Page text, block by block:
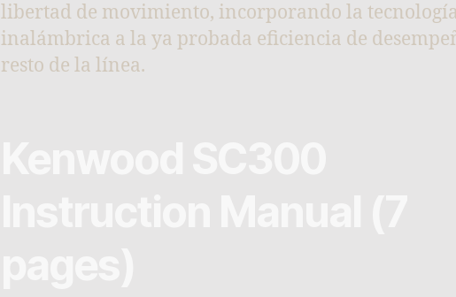
libertad de movimiento, incorporando la
inalámbrica a la ya probada eficiencia de
resto de la línea.